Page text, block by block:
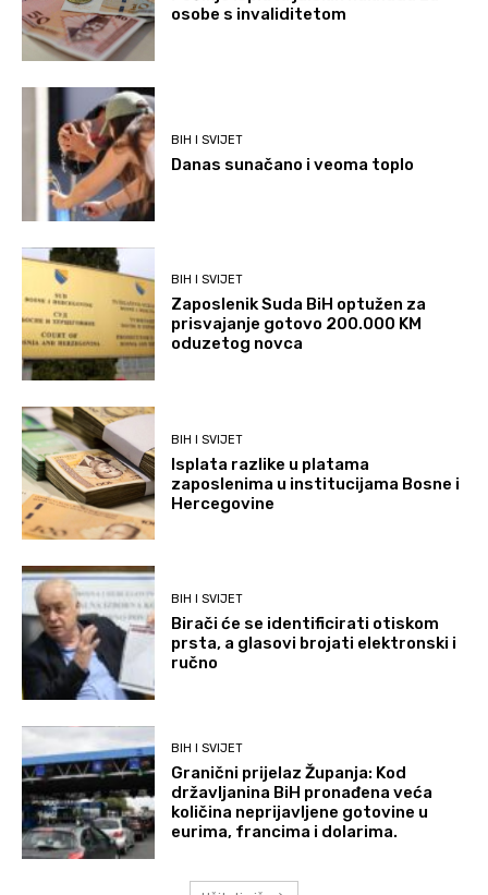
osobe s invaliditetom
BIH I SVIJET
Danas sunačano i veoma toplo
BIH I SVIJET
Zaposlenik Suda BiH optužen za
prisvajanje gotovo 200.000 KM
oduzetog novca
BIH I SVIJET
Isplata razlike u platama
zaposlenima u institucijama Bosne i
Hercegovine
BIH I SVIJET
Birači će se identificirati otiskom
prsta, a glasovi brojati elektronski i
ručno
BIH I SVIJET
Granični prijelaz Županja: Kod
državljanina BiH pronađena veća
količina neprijavljene gotovine u
eurima, francima i dolarima.